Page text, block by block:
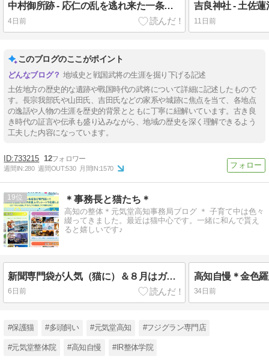
中村御所跡 - 応仁の乱を逃れ来た一条教房の居館で没落後、一條神社となる
4日前 11日前
このブログのここがポイント
地域史と戦国武将の生涯を掘り下げる記述
土佐地方の歴史的な遺跡や戰国時代の武将について詳細に記述したもので
す。長宗我部氏や山田氏、吉田氏などの家系や城跡に焦点を当て、各地点
の逸話や人物の生涯を歴史的背景とともに丁寧に紐解いています。古き良
き時代の証言や伝承も盛り込みながら、地域の歴史を深く理解できるよう
工夫した内容になっています。
733215 12
週間IN:280 週間OUT:530 月間IN:1570
19 ＊事務長と猫たち＊
高知の整体＊元気堂高知事務局ブログ ＊ 子育て中は色々
綴ってきました。最近は猫中心です。一緒に和んで貰え
ると嬉しいです♪
新聞専門袋が人気（猫に）＆８月はガラポンほか企画色々♪
6日前 34日前
#保護猫 #多頭飼い #元気堂高知 #フジグラン専門店
#元気堂整体院 #高知自慢 #IR整体学院